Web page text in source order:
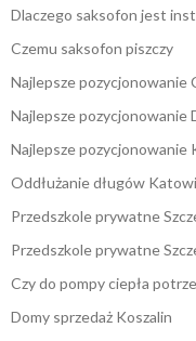
Dlaczego saksofon jest
Czemu saksofon piszczy
Najlepsze pozycjonowanie
Najlepsze pozycjonowanie
Najlepsze pozycjonowanie
Oddłużanie długów
Przedszkole prywatne
Przedszkole prywatne
Czy do pompy ciepła
Domy sprzedaż Koszalin